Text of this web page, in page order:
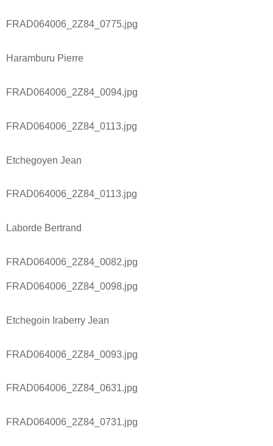
FRAD064006_2Z84_0775.jpg
Haramburu Pierre
FRAD064006_2Z84_0094.jpg
FRAD064006_2Z84_0113.jpg
Etchegoyen Jean
FRAD064006_2Z84_0113.jpg
Laborde Bertrand
FRAD064006_2Z84_0082.jpg
FRAD064006_2Z84_0098.jpg
Etchegoin Iraberry Jean
FRAD064006_2Z84_0093.jpg
FRAD064006_2Z84_0631.jpg
FRAD064006_2Z84_0731.jpg